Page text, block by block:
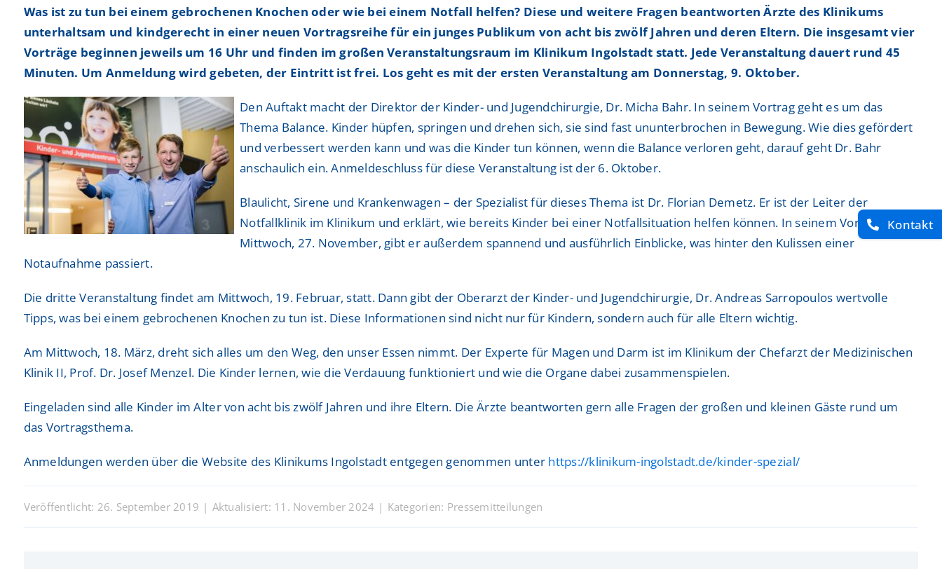
Kontakt
Neurologie
Nuklearmedizin
Physikalische und Rehabilitative Medizin
Pneumologie, Beatmungsmedizin, Thorakale Onkologie & Immonologie
Radiologie und Neuroradiologie
Strahlentherapie und radiologische Onkologie
ShuntZentrum
Sportmedizinisches Zentrum
Studienzentrum
TraumaZentrum
Viszeralonkologisches Zentrum
Freiwilligendienste
Neurologie
Nuklearmedizin
Physikalische und Rehabilitative Medizin
Pneumologie, Beatmungsmedizin, Thorakale Onkologie & Immonologie
Radiologie und Neuroradiologie
Strahlentherapie und radiologische Onkologie
ShuntZentrum
Sportmedizinisches Zentrum
Studienzentrum
TraumaZentrum
Viszeralonkologisches Zentrum
Freiwilligendienste
Was ist zu tun bei einem gebrochenen Knochen oder wie bei einem Notfall helfen? Diese und weitere Fragen beantworten Ärzte des Klinikums
unterhaltsam und kindgerecht in einer neuen Vortragsreihe für ein junges Publikum von acht bis zwölf Jahren und deren Eltern. Die insgesamt vier
Vorträge beginnen jeweils um 16 Uhr und finden im großen Veranstaltungsraum im Klinikum Ingolstadt statt. Jede Veranstaltung dauert rund 45
Minuten. Um Anmeldung wird gebeten, der Eintritt ist frei. Los geht es mit der ersten Veranstaltung am Donnerstag, 9. Oktober.
Den Auftakt macht der Direktor der Kinder- und Jugendchirurgie, Dr. Micha Bahr. In seinem Vortrag geht es um das
Thema Balance. Kinder hüpfen, springen und drehen sich, sie sind fast ununterbrochen in Bewegung. Wie dies gefördert
und verbessert werden kann und was die Kinder tun können, wenn die Balance verloren geht, darauf geht Dr. Bahr
anschaulich ein. Anmeldeschluss für diese Veranstaltung ist der 6. Oktober.
Blaulicht, Sirene und Krankenwagen – der Spezialist für dieses Thema ist Dr. Florian Demetz. Er ist der Leiter der
Notfallklinik im Klinikum und erklärt, wie bereits Kinder bei einer Notfallsituation helfen können. In seinem Vortrag am
Mittwoch, 27. November, gibt er außerdem spannend und ausführlich Einblicke, was hinter den Kulissen einer
Notaufnahme passiert.
Die dritte Veranstaltung findet am Mittwoch, 19. Februar, statt. Dann gibt der Oberarzt der Kinder- und Jugendchirurgie, Dr. Andreas Sarropoulos wertvolle
Tipps, was bei einem gebrochenen Knochen zu tun ist. Diese Informationen sind nicht nur für Kindern, sondern auch für alle Eltern wichtig.
Am Mittwoch, 18. März, dreht sich alles um den Weg, den unser Essen nimmt. Der Experte für Magen und Darm ist im Klinikum der Chefarzt der Medizinischen
Klinik II, Prof. Dr. Josef Menzel. Die Kinder lernen, wie die Verdauung funktioniert und wie die Organe dabei zusammenspielen.
Eingeladen sind alle Kinder im Alter von acht bis zwölf Jahren und ihre Eltern. Die Ärzte beantworten gern alle Fragen der großen und kleinen Gäste rund um
das Vortragsthema.
Anmeldungen werden über die Website des Klinikums Ingolstadt entgegen genommen unter https://klinikum-ingolstadt.de/kinder-spezial/
Veröffentlicht: 26. September 2019 | Aktualisiert: 11. November 2024 | Kategorien: Pressemitteilungen